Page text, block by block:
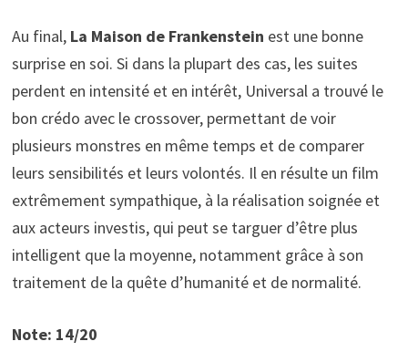
Au final, La Maison de Frankenstein est une bonne
surprise en soi. Si dans la plupart des cas, les suites
perdent en intensité et en intérêt, Universal a trouvé le
bon crédo avec le crossover, permettant de voir
plusieurs monstres en même temps et de comparer
leurs sensibilités et leurs volontés. Il en résulte un film
extrêmement sympathique, à la réalisation soignée et
aux acteurs investis, qui peut se targuer d’être plus
intelligent que la moyenne, notamment grâce à son
traitement de la quête d’humanité et de normalité.
Note: 14/20